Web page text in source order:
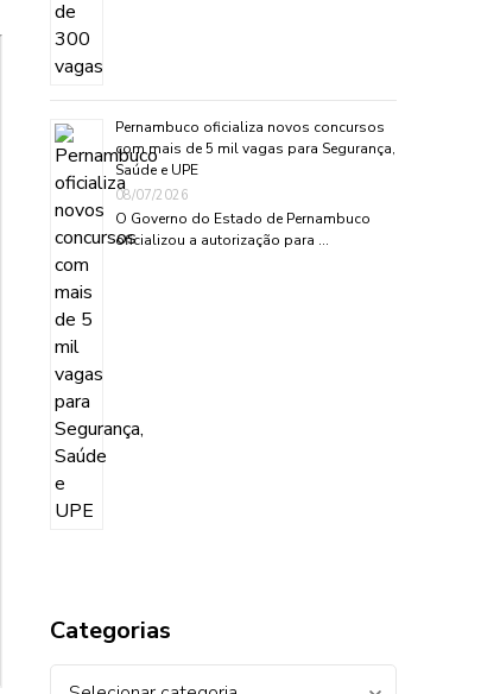
Pernambuco oficializa novos concursos
com mais de 5 mil vagas para Segurança,
Saúde e UPE
08/07/2026
O Governo do Estado de Pernambuco
oficializou a autorização para …
Categorias
Categorias